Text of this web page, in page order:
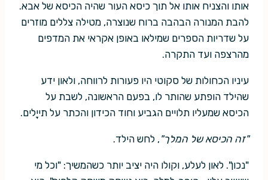
אותו והצניח אותו אל תוך כיסא העור שהיה הכיסא של אבא.
להבת המנורה הבהבה ברוח שנוצרה, מטילה צללים מוזרים
על שדריות הספרים שמילאו באופן אקראי את המדפים
מהרצפה ועד התקרה.
עיניו הכחולות של סקוטי היו פעורות לרווחה, ולאון ידע
שהילד הופתע שהותר לו, בפעם הראשונה, לשבת על
הכיסא שמעליו תלויים הגביע וחוד הכידון והכתר על תייָלים.
"זה הכיסא של המלך" , לחש הילד.
"נכון". לאון לעלע, וקולו היה יציב יותר כשהמשיך: "וכל מי